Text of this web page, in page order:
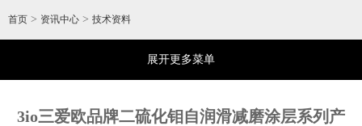
首页 > 资讯中心 > 技术资料
展开更多菜单
3io三爱欧品牌二硫化钼自润滑减磨涂层系列产